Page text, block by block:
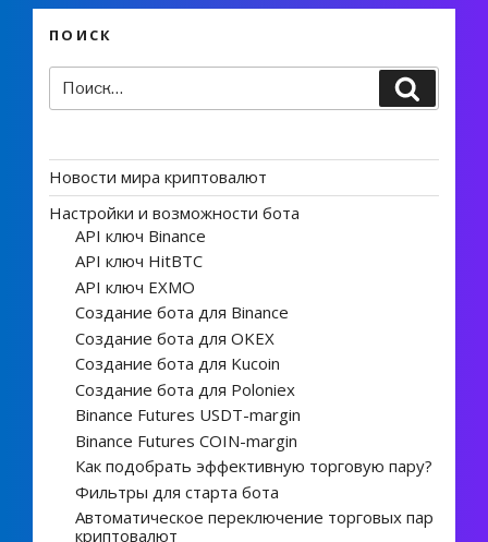
ПОИСК
Искать:
Новости мира криптовалют
Настройки и возможности бота
API ключ Binance
API ключ HitBTC
API ключ EXMO
Создание бота для Binance
Создание бота для OKEX
Создание бота для Kucoin
Создание бота для Poloniex
Binance Futures USDT-margin
Binance Futures COIN-margin
Как подобрать эффективную торговую пару?
Фильтры для старта бота
Автоматическое переключение торговых пар
криптовалют